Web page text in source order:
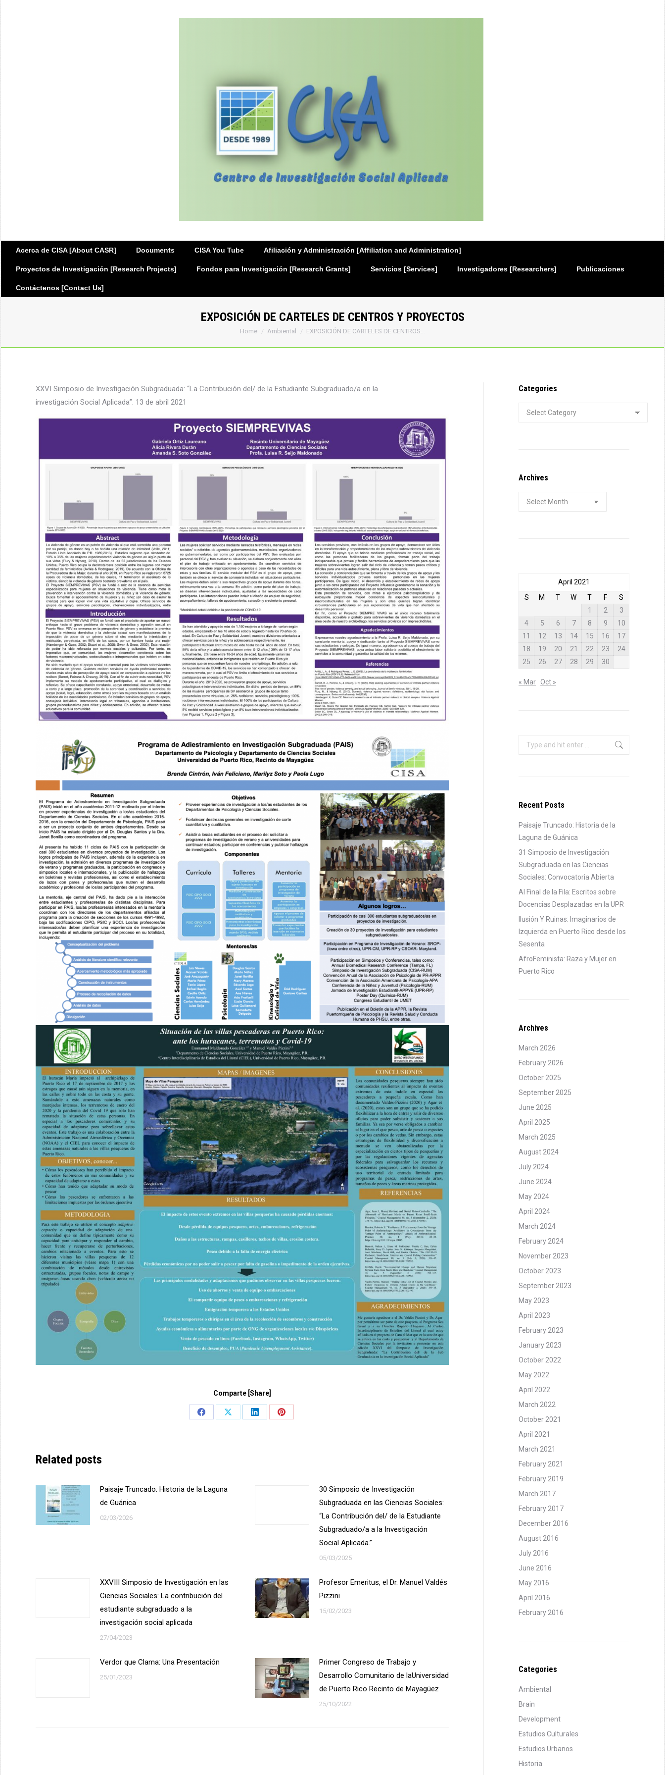
Acerca de CISA [About CASR] Documents CISA You Tube Afiliación y Administración [Affiliation and Administration]
Proyectos de Investigación [Research Projects] Fondos para Investigación [Research Grants] Servicios [Services] Investigadores [Researchers] Publicaciones
Contáctenos [Contact Us]
EXPOSICIÓN DE CARTELES DE CENTROS Y PROYECTOS
You are here:
Home Ambiental EXPOSICIÓN DE CARTELES DE CENTROS…
XXVI Simposio de Investigación Subgraduada: “La Contribución del/ de la Estudiante Subgraduado/a en la
investigación Social Aplicada”. 13 de abril 2021
Comparte [Share]
Share
Share
Share
Share
Related posts
Paisaje Truncado: Historia de la Laguna
de Guánica
02/03/2026
30 Simposio de Investigación
Subgraduada en las Ciencias Sociales:
“La Contribución del/ de la Estudiante
Subgraduado/a a la Investigación
Social Aplicada.”
05/03/2025
XXVIII Simposio de Investigación en las
Ciencias Sociales: La contribución del
estudiante subgraduado a la
investigación social aplicada
27/04/2023
Profesor Emeritus, el Dr. Manuel Valdés
Pizzini
15/02/2023
Verdor que Clama: Una Presentación
25/01/2023
Primer Congreso de Trabajo y
Desarrollo Comunitario de laUniversidad
de Puerto Rico Recinto de Mayagüez
25/10/2022
Categories
Categories
Archives
Archives
April 2021
S
M T W T F
S
1
2
3
4
5 6 7 8 9
10
11
12 13 14 15 16
17
18
19 20 21 22 23
24
25
26 27 28 29 30
« Mar Oct »
Search:
Recent Posts
Paisaje Truncado: Historia de la
Laguna de Guánica
31 Simposio de Investigación
Subgraduada en las Ciencias
Sociales: Convocatoria Abierta
Al Final de la Fila: Escritos sobre
Docencias Desplazadas en la UPR
Ilusión Y Ruinas: Imaginarios de
Izquierda en Puerto Rico desde los
Sesenta
AfroFeminista: Raza y Mujer en
Puerto Rico
Archives
March 2026
February 2026
October 2025
September 2025
June 2025
April 2025
March 2025
August 2024
July 2024
June 2024
May 2024
April 2024
March 2024
February 2024
November 2023
October 2023
September 2023
May 2023
April 2023
February 2023
January 2023
October 2022
May 2022
April 2022
March 2022
October 2021
April 2021
March 2021
February 2021
February 2019
March 2017
February 2017
December 2016
August 2016
July 2016
June 2016
May 2016
April 2016
February 2016
Categories
Ambiental
Brain
Development
Estudios Culturales
Estudios Urbanos
Historia